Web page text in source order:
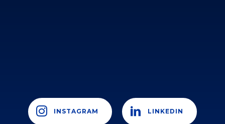
INSTAGRAM LINKEDIN